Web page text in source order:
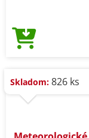
Skladom: 826 ks